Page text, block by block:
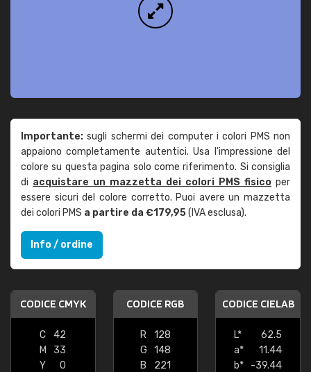
Importante: sugli schermi dei computer i colori PMS non
appaiono completamente autentici. Usa l'impressione del
colore su questa pagina solo come riferimento. Si consiglia
di acquistare un mazzetta dei colori PMS fisico per
essere sicuri del colore corretto. Puoi avere un mazzetta
dei colori PMS a partire da €179,95(IVA esclusa).
Info / ordine
CODICE CMYK
C
42
M
33
Y
0
CODICE RGB
R
128
G
148
B
221
CODICE CIELAB
L*
62.5
a*
11.44
b*
-39.44